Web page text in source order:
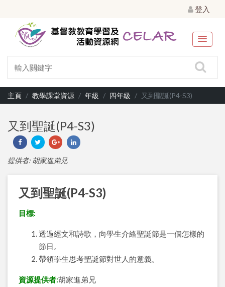
登入
主頁 教學課堂資源 年級 四年級 又到聖誕(P4-S3)
又到聖誕(P4-S3)
提供者: 胡家進弟兄
又到聖誕(P4-S3)
目標:
透過經文和詩歌，向學生介絡聖誕節是一個怎樣的
節日。
帶領學生思考聖誕節對世人的意義。
資源提供者:胡家進弟兄